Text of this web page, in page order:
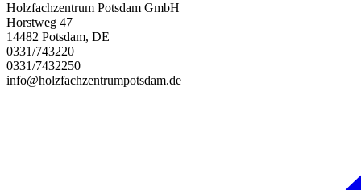
Holzfachzentrum Potsdam GmbH
Horstweg 47
14482 Potsdam, DE
0331/743220
0331/7432250
info@holzfachzentrumpotsdam.de